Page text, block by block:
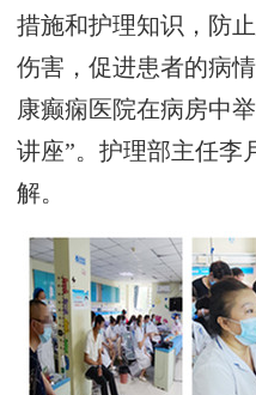
措施和护理知识，防
伤害，促进患者的病
康癫痫医院在病房中
讲座”。护理部主任李
解。